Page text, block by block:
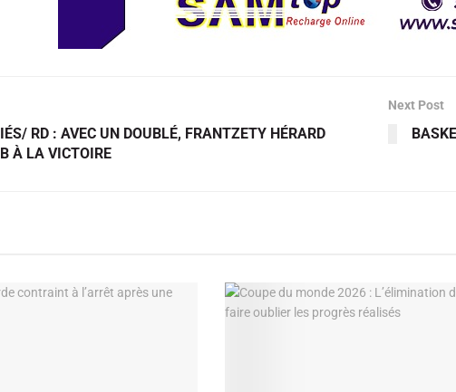
RD : AVEC UN DOUBLÉ, FRANTZETY HÉRARD
À LA VICTOIRE
Next Post